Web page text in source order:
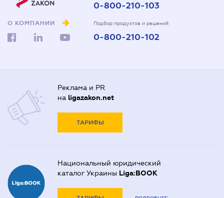
О КОМПАНИИ
0-800-210-103
Подбор продуктов и решений
0-800-210-102
Реклама и PR
на ligazakon.net
ТАРИФЫ
Национальный юридический
каталог Украины Liga:BOOK